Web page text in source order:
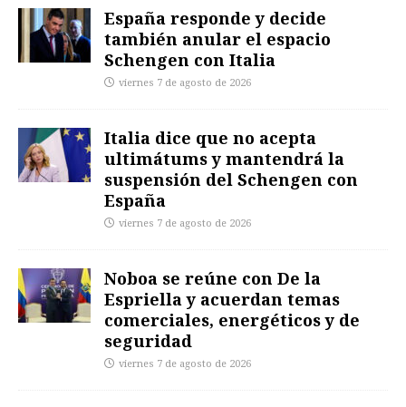
España responde y decide
también anular el espacio
Schengen con Italia
viernes 7 de agosto de 2026
Italia dice que no acepta
ultimátums y mantendrá la
suspensión del Schengen con
España
viernes 7 de agosto de 2026
Noboa se reúne con De la
Espriella y acuerdan temas
comerciales, energéticos y de
seguridad
viernes 7 de agosto de 2026